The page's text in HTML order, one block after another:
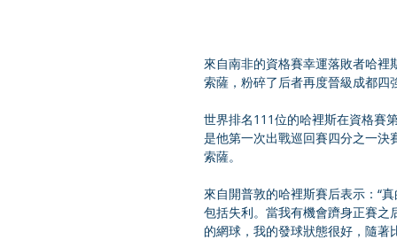
來自南非的資格賽幸運落敗者哈裡
索薩，粉碎了后者再度晉級成都四
世界排名111位的哈裡斯在資格賽
是他第一次出戰巡回賽四分之一決
索薩。
來自開普敦的哈裡斯賽后表示：“
包括失利。當我有機會躋身正賽之
的網球，我的發球狀態很好，隨著